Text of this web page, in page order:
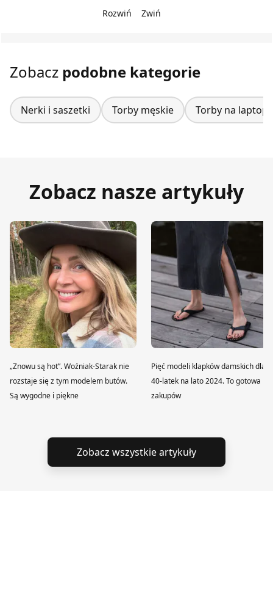
Rozwiń
Zwiń
Zobacz podobne kategorie
Nerki i saszetki Torby męskie Torby na laptopa
Zobacz nasze artykuły
„Znowu są hot”. Woźniak-Starak nie
rozstaje się z tym modelem butów.
Są wygodne i piękne
Pięć modeli klapków damskich dla
40-latek na lato 2024. To gotowa
zakupów
Zobacz wszystkie artykuły